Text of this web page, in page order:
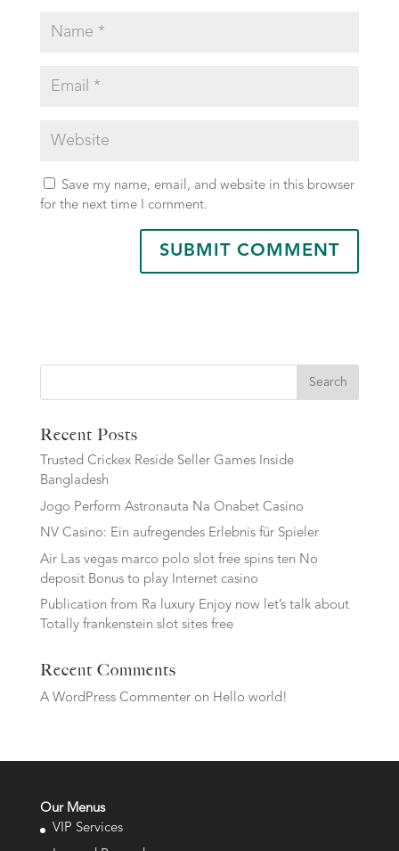
Save my name, email, and website in this browser
for the next time I comment.
Search
Recent Posts
Trusted Crickex Reside Seller Games Inside
Bangladesh
Jogo Perform Astronauta Na Onabet Casino
NV Casino: Ein aufregendes Erlebnis für Spieler
Air Las vegas marco polo slot free spins ten No
deposit Bonus to play Internet casino
Publication from Ra luxury Enjoy now let’s talk about
Totally frankenstein slot sites free
Recent Comments
A WordPress Commenteron Hello world!
Our Menus
VIP Services